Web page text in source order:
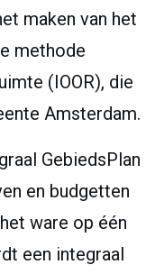
maken van het
methode
(IOOR), die
Amsterdam.
GebiedsPlan
en budgetten
ware op één
een integraal